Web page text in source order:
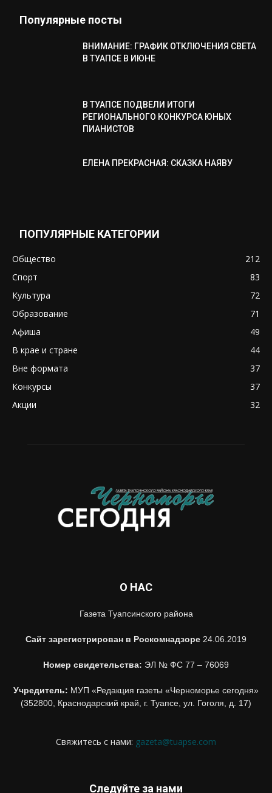
Популярные посты
ВНИМАНИЕ: ГРАФИК ОТКЛЮЧЕНИЯ СВЕТА
В ТУАПСЕ В ИЮНЕ
В ТУАПСЕ ПОДВЕЛИ ИТОГИ
РЕГИОНАЛЬНОГО КОНКУРСА ЮНЫХ
ПИАНИСТОВ
ЕЛЕНА ПРЕКРАСНАЯ: СКАЗКА НАЯВУ
ПОПУЛЯРНЫЕ КАТЕГОРИИ
Общество
212
Спорт
83
Культура
72
Образование
71
Афиша
49
В крае и стране
44
Вне формата
37
Конкурсы
37
Акции
32
О НАС
Газета Туапсинского района
Сайт зарегистрирован в Роскомнадзоре 24.06.2019
Номер свидетельства: ЭЛ № ФС 77 – 76069
Учредитель: МУП «Редакция газеты «Черноморье сегодня»
(352800, Краснодарский край, г. Туапсе, ул. Гоголя, д. 17)
Свяжитесь с нами: gazeta@tuapse.com
Следуйте за нами